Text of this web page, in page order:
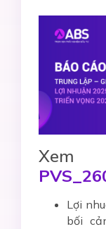
Lợi
bối